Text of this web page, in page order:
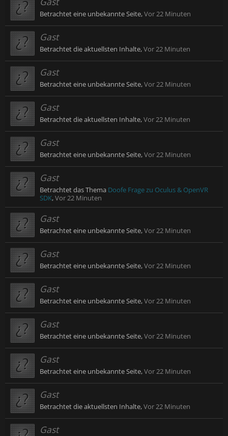
Betrachtet eine unbekannte Seite,Vor 22 Minuten
Gast
Betrachtet die aktuellsten Inhalte,Vor 22 Minuten
Gast
Betrachtet eine unbekannte Seite,Vor 22 Minuten
Gast
Betrachtet die aktuellsten Inhalte,Vor 22 Minuten
Gast
Betrachtet eine unbekannte Seite,Vor 22 Minuten
Gast
Betrachtet das Thema Doofe Frage zu Oculus & OpenVR
SDK,Vor 22 Minuten
Gast
Betrachtet eine unbekannte Seite,Vor 22 Minuten
Gast
Betrachtet eine unbekannte Seite,Vor 22 Minuten
Gast
Betrachtet eine unbekannte Seite,Vor 22 Minuten
Gast
Betrachtet eine unbekannte Seite,Vor 22 Minuten
Gast
Betrachtet eine unbekannte Seite,Vor 22 Minuten
Gast
Betrachtet die aktuellsten Inhalte,Vor 22 Minuten
Gast